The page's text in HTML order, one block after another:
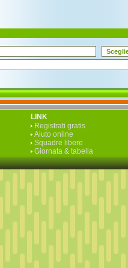
LINK
Registrati gratis
Aiuto online
Squadre libere
Giornata & tabella